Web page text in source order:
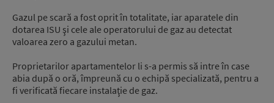
Gazul pe scară a fost oprit în totalitate, iar aparatele din
dotarea ISU şi cele ale operatorului de gaz au detectat
valoarea zero a gazului metan.
Proprietarilor apartamentelor li s-a permis să intre în case
abia după o oră, împreună cu o echipă specializată, pentru a
fi verificată fiecare instalaţie de gaz.